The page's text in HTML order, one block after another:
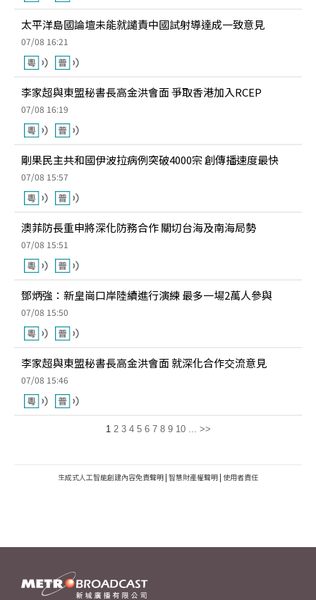
太平洋島國論壇未能就譴責中國試射導達成一致意見
07/08 16:21
李家超與東盟秘書長高金洪會面 爭取香港加入RCEP
07/08 16:19
剛果民主共和國伊波拉病例突破4000宗 創傳播速度最快
07/08 15:57
澳菲防長重申將深化防務合作 關切台海及南海局勢
07/08 15:51
鄧炳強：新皇崗口岸陸續進行演練 最多一場2萬人參與
07/08 15:50
李家超與東盟秘書長高金洪會面 就深化合作交流意見
07/08 15:46
1 2 3 4 5 6 7 8 9 10 ... >>
生成式人工智能創建內容免責聲明 | 智慧財產權聲明 | 使用者責任